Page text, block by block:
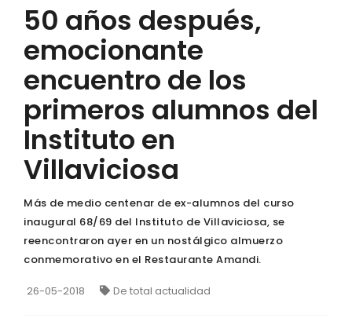
50 años después,
emocionante
encuentro de los
primeros alumnos del
Instituto en
Villaviciosa
Más de medio centenar de ex-alumnos del curso
inaugural 68/69 del Instituto de Villaviciosa, se
reencontraron ayer en un nostálgico almuerzo
conmemorativo en el Restaurante Amandi.
26-05-2018 De total actualidad